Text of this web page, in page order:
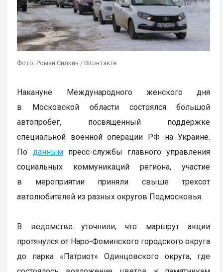
Фото: Роман Силкин / ВКонтакте
Накануне Международного женского дня
в Московской области состоялся большой
автопробег, посвященный поддержке
специальной военной операции РФ на Украине.
По даннымпресс-службы главного управления
социальных коммуникаций региона, участие
в мероприятии приняли свыше трехсот
автолюбителей из разных округов Подмосковья.
В ведомстве уточнили, что маршрут акции
протянулся от Наро-Фоминского городского округа
до парка «Патриот» Одинцовского округа, где